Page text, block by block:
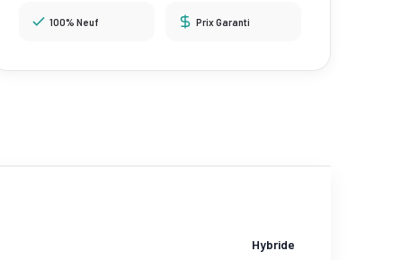
100% Neuf Prix Garanti
Hybride